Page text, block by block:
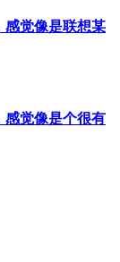
感觉像是联想某
感觉像是个很有